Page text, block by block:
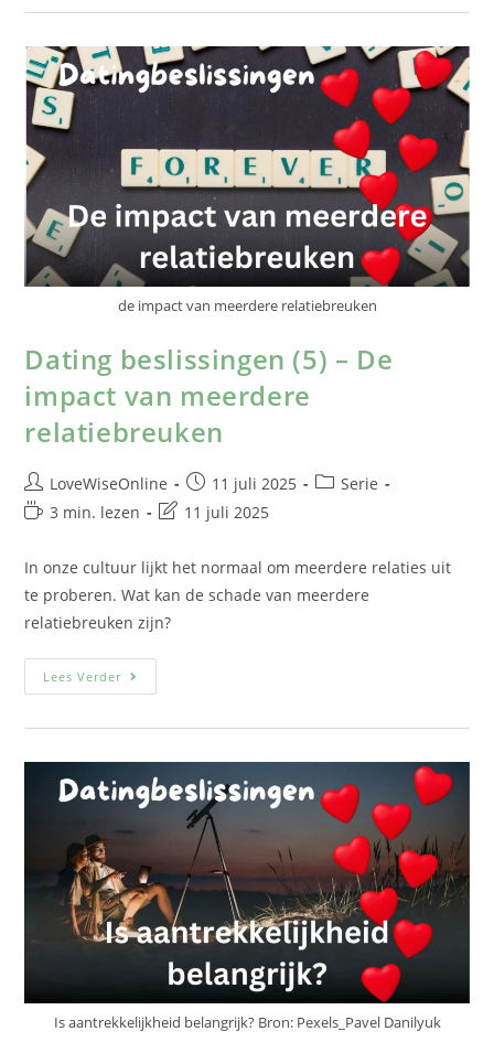
de impact van meerdere relatiebreuken
Dating beslissingen (5) – De
impact van meerdere
relatiebreuken
LoveWiseOnline 11 juli 2025
Serie
3 min. lezen
11 juli 2025
In onze cultuur lijkt het normaal om meerdere relaties uit
te proberen. Wat kan de schade van meerdere
relatiebreuken zijn?
Lees Verder
Is aantrekkelijkheid belangrijk? Bron: Pexels_Pavel Danilyuk